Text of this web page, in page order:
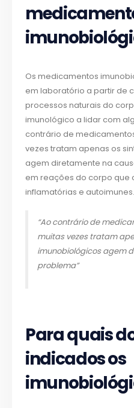
Os medicamentos
em laboratório a partir de
processos naturais do
imunológico a lidar com
contrário de
vezes tratam apenas os
agem diretamente na
em reações do corpo que
inflamatórias e autoimunes.
“Ao contrário de
muitas vezes tratam
imunobiológicos agem
problema”
Para quais
indicados os